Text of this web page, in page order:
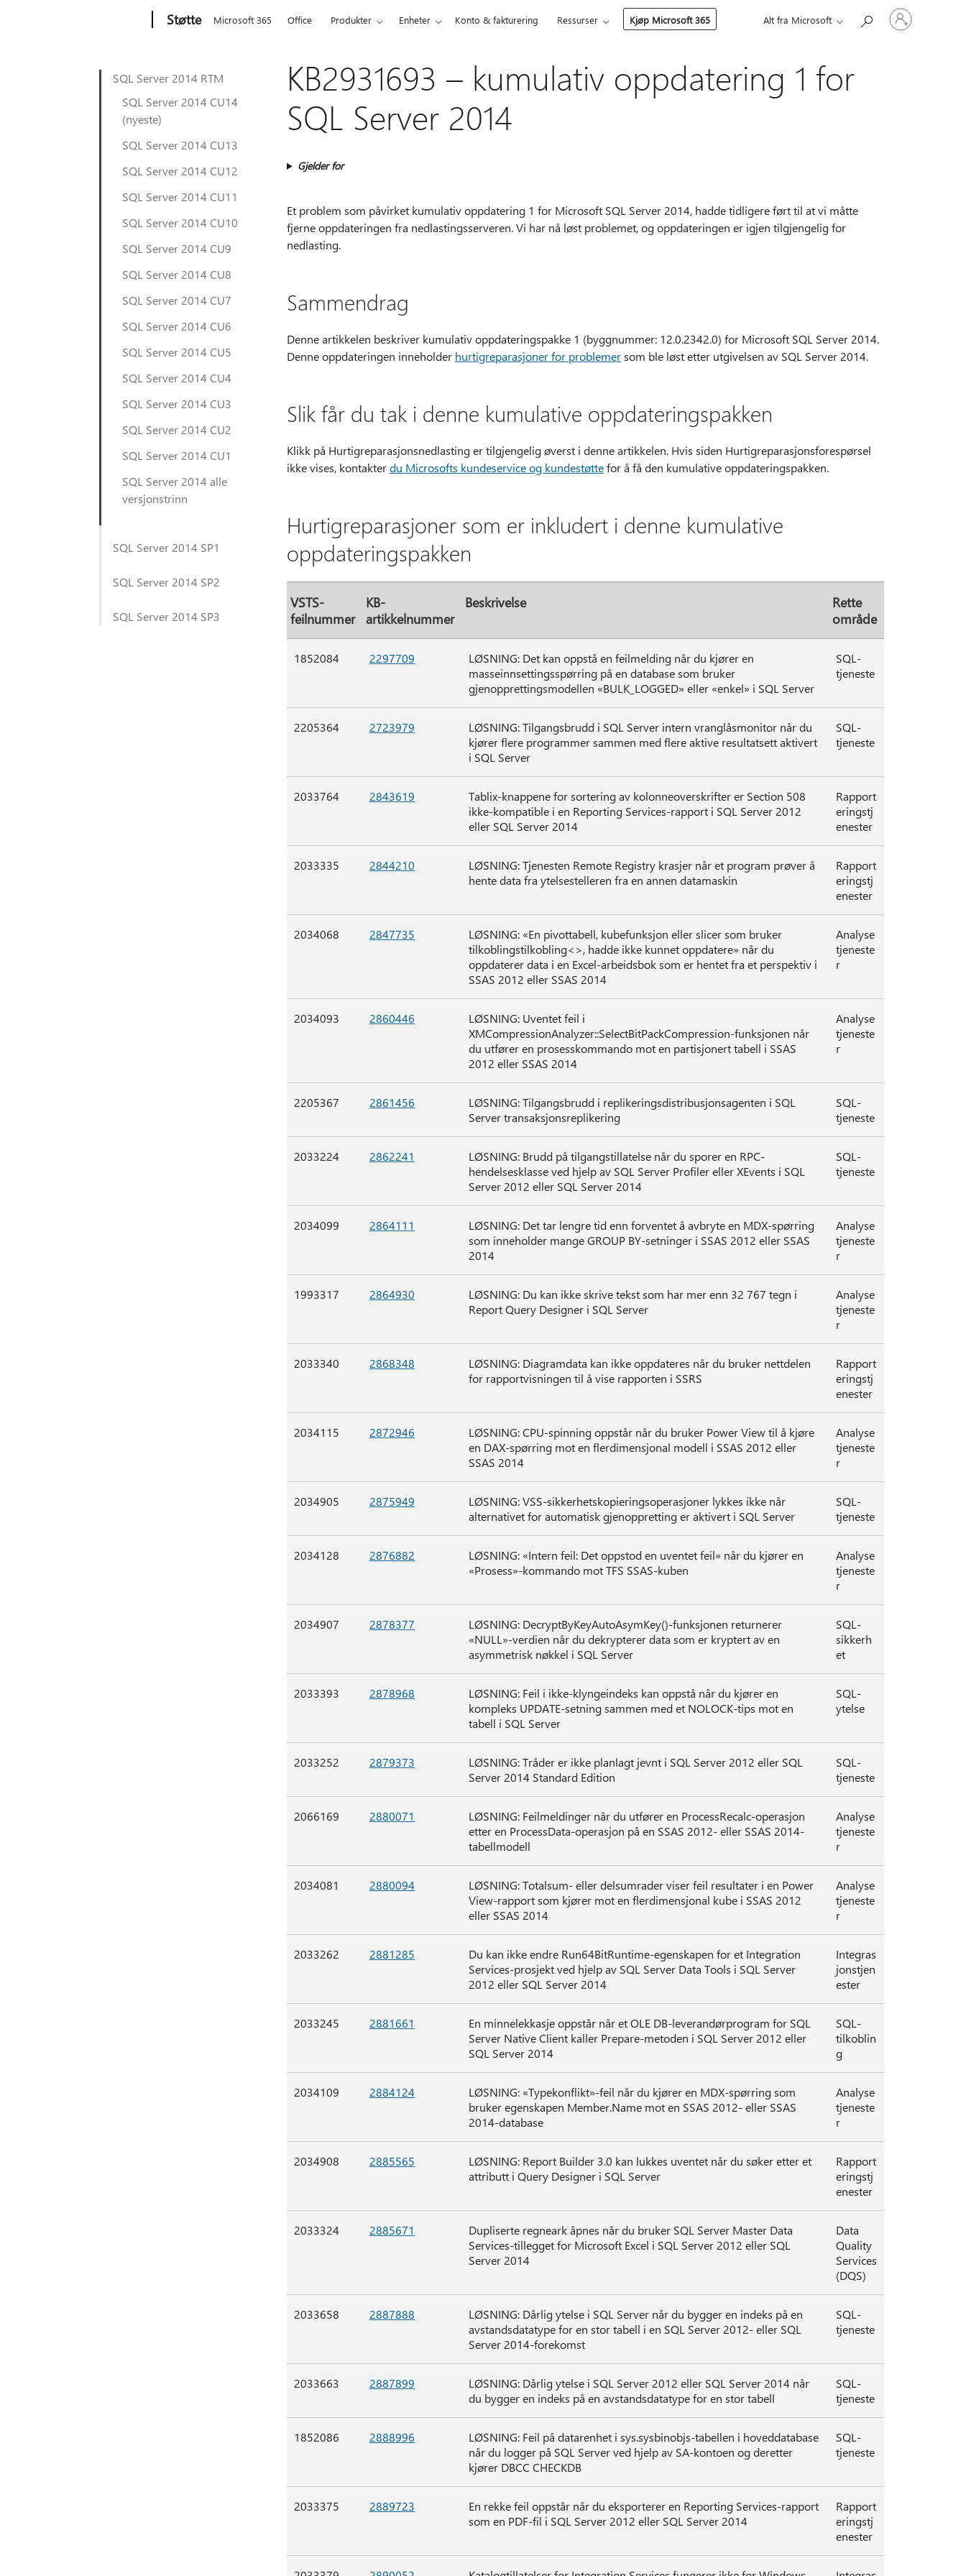
Støtte Microsoft 365 Office Produkter Enheter Konto & fakturering Ressurser Kjøp Microsoft 365 Alt fra Microsoft
Logg
på
kontoen
SQL Server 2014 RTM
SQL Server 2014 CU14
(nyeste)
SQL Server 2014 CU13
SQL Server 2014 CU12
SQL Server 2014 CU11
SQL Server 2014 CU10
SQL Server 2014 CU9
SQL Server 2014 CU8
SQL Server 2014 CU7
SQL Server 2014 CU6
SQL Server 2014 CU5
SQL Server 2014 CU4
SQL Server 2014 CU3
SQL Server 2014 CU2
SQL Server 2014 CU1
SQL Server 2014 alle
versjonstrinn
SQL Server 2014 SP1
SQL Server 2014 SP2
SQL Server 2014 SP3
KB2931693 – kumulativ oppdatering 1 for
SQL Server 2014
Gjelder for
Et problem som påvirket kumulativ oppdatering 1 for Microsoft SQL Server 2014, hadde tidligere ført til at vi måtte
fjerne oppdateringen fra nedlastingsserveren. Vi har nå løst problemet, og oppdateringen er igjen tilgjengelig for
nedlasting.
Sammendrag
Denne artikkelen beskriver kumulativ oppdateringspakke 1 (byggnummer: 12.0.2342.0) for Microsoft SQL Server 2014.
Denne oppdateringen inneholder hurtigreparasjoner for problemersom ble løst etter utgivelsen av SQL Server 2014.
Slik får du tak i denne kumulative oppdateringspakken
Klikk på Hurtigreparasjonsnedlasting er tilgjengelig øverst i denne artikkelen. Hvis siden Hurtigreparasjonsforespørsel
ikke vises, kontakterdu Microsofts kundeservice og kundestøttefor å få den kumulative oppdateringspakken.
Hurtigreparasjoner som er inkludert i denne kumulative
oppdateringspakken
VSTS-
feilnummer
KB-
artikkelnummer
Beskrivelse
Rette
område
1852084 2297709
LØSNING: Det kan oppstå en feilmelding når du kjører en
masseinnsettingsspørring på en database som bruker
gjenopprettingsmodellen «BULK_LOGGED» eller «enkel» i SQL Server
SQL-
tjeneste
2205364 2723979
LØSNING: Tilgangsbrudd i SQL Server intern vranglåsmonitor når du
kjører flere programmer sammen med flere aktive resultatsett aktivert
i SQL Server
SQL-
tjeneste
2033764 2843619
Tablix-knappene for sortering av kolonneoverskrifter er Section 508
ikke-kompatible i en Reporting Services-rapport i SQL Server 2012
eller SQL Server 2014
Rapport
eringstj
enester
2033335 2844210
LØSNING: Tjenesten Remote Registry krasjer når et program prøver å
hente data fra ytelsestelleren fra en annen datamaskin
Rapport
eringstj
enester
2034068 2847735
LØSNING: «En pivottabell, kubefunksjon eller slicer som bruker
tilkoblingstilkobling<>, hadde ikke kunnet oppdatere» når du
oppdaterer data i en Excel-arbeidsbok som er hentet fra et perspektiv i
SSAS 2012 eller SSAS 2014
Analyse
tjeneste
r
2034093 2860446
LØSNING: Uventet feil i
XMCompressionAnalyzer::SelectBitPackCompression-funksjonen når
du utfører en prosesskommando mot en partisjonert tabell i SSAS
2012 eller SSAS 2014
Analyse
tjeneste
r
2205367 2861456
LØSNING: Tilgangsbrudd i replikeringsdistribusjonsagenten i SQL
Server transaksjonsreplikering
SQL-
tjeneste
2033224 2862241
LØSNING: Brudd på tilgangstillatelse når du sporer en RPC-
hendelsesklasse ved hjelp av SQL Server Profiler eller XEvents i SQL
Server 2012 eller SQL Server 2014
SQL-
tjeneste
2034099 2864111
LØSNING: Det tar lengre tid enn forventet å avbryte en MDX-spørring
som inneholder mange GROUP BY-setninger i SSAS 2012 eller SSAS
2014
Analyse
tjeneste
r
1993317 2864930
LØSNING: Du kan ikke skrive tekst som har mer enn 32 767 tegn i
Report Query Designer i SQL Server
Analyse
tjeneste
r
2033340 2868348
LØSNING: Diagramdata kan ikke oppdateres når du bruker nettdelen
for rapportvisningen til å vise rapporten i SSRS
Rapport
eringstj
enester
2034115 2872946
LØSNING: CPU-spinning oppstår når du bruker Power View til å kjøre
en DAX-spørring mot en flerdimensjonal modell i SSAS 2012 eller
SSAS 2014
Analyse
tjeneste
r
2034905 2875949
LØSNING: VSS-sikkerhetskopieringsoperasjoner lykkes ikke når
alternativet for automatisk gjenoppretting er aktivert i SQL Server
SQL-
tjeneste
2034128 2876882
LØSNING: «Intern feil: Det oppstod en uventet feil» når du kjører en
«Prosess»-kommando mot TFS SSAS-kuben
Analyse
tjeneste
r
2034907 2878377
LØSNING: DecryptByKeyAutoAsymKey()-funksjonen returnerer
«NULL»-verdien når du dekrypterer data som er kryptert av en
asymmetrisk nøkkel i SQL Server
SQL-
sikkerh
et
2033393 2878968
LØSNING: Feil i ikke-klyngeindeks kan oppstå når du kjører en
kompleks UPDATE-setning sammen med et NOLOCK-tips mot en
tabell i SQL Server
SQL-
ytelse
2033252 2879373
LØSNING: Tråder er ikke planlagt jevnt i SQL Server 2012 eller SQL
Server 2014 Standard Edition
SQL-
tjeneste
2066169 2880071
LØSNING: Feilmeldinger når du utfører en ProcessRecalc-operasjon
etter en ProcessData-operasjon på en SSAS 2012- eller SSAS 2014-
tabellmodell
Analyse
tjeneste
r
2034081 2880094
LØSNING: Totalsum- eller delsumrader viser feil resultater i en Power
View-rapport som kjører mot en flerdimensjonal kube i SSAS 2012
eller SSAS 2014
Analyse
tjeneste
r
2033262 2881285
Du kan ikke endre Run64BitRuntime-egenskapen for et Integration
Services-prosjekt ved hjelp av SQL Server Data Tools i SQL Server
2012 eller SQL Server 2014
Integras
jonstjen
ester
2033245 2881661
En minnelekkasje oppstår når et OLE DB-leverandørprogram for SQL
Server Native Client kaller Prepare-metoden i SQL Server 2012 eller
SQL Server 2014
SQL-
tilkoblin
g
2034109 2884124
LØSNING: «Typekonflikt»-feil når du kjører en MDX-spørring som
bruker egenskapen Member.Name mot en SSAS 2012- eller SSAS
2014-database
Analyse
tjeneste
r
2034908 2885565
LØSNING: Report Builder 3.0 kan lukkes uventet når du søker etter et
attributt i Query Designer i SQL Server
Rapport
eringstj
enester
2033324 2885671
Dupliserte regneark åpnes når du bruker SQL Server Master Data
Services-tillegget for Microsoft Excel i SQL Server 2012 eller SQL
Server 2014
Data
Quality
Services
(DQS)
2033658 2887888
LØSNING: Dårlig ytelse i SQL Server når du bygger en indeks på en
avstandsdatatype for en stor tabell i en SQL Server 2012- eller SQL
Server 2014-forekomst
SQL-
tjeneste
2033663 2887899
LØSNING: Dårlig ytelse i SQL Server 2012 eller SQL Server 2014 når
du bygger en indeks på en avstandsdatatype for en stor tabell
SQL-
tjeneste
1852086 2888996
LØSNING: Feil på datarenhet i sys.sysbinobjs-tabellen i hoveddatabase
når du logger på SQL Server ved hjelp av SA-kontoen og deretter
kjører DBCC CHECKDB
SQL-
tjeneste
2033375 2889723
En rekke feil oppstår når du eksporterer en Reporting Services-rapport
som en PDF-fil i SQL Server 2012 eller SQL Server 2014
Rapport
eringstj
enester